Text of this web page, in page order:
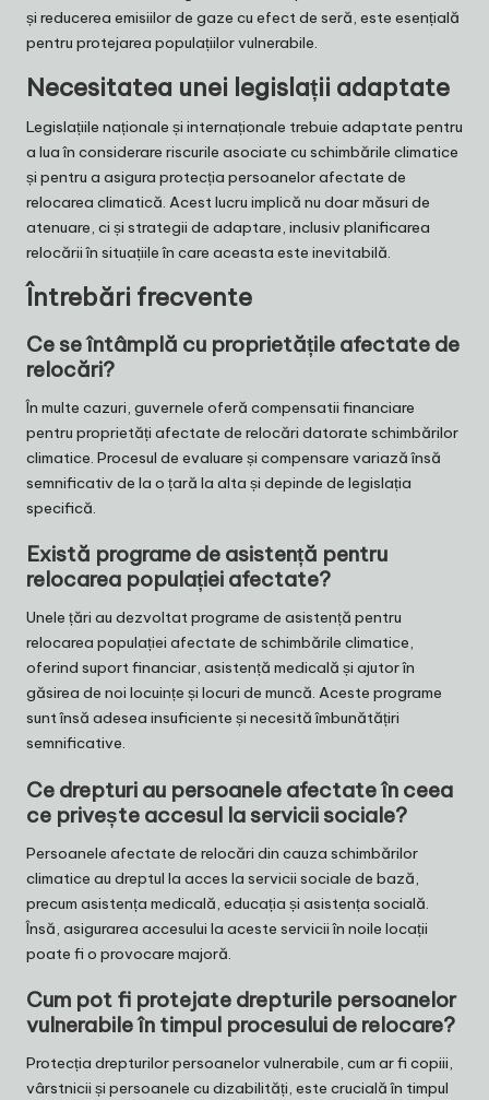
și reducerea emisiilor de gaze cu efect de seră, este esențială
pentru protejarea populațiilor vulnerabile.
Necesitatea unei legislații adaptate
Legislațiile naționale și internaționale trebuie adaptate pentru
a lua în considerare riscurile asociate cu schimbările climatice
și pentru a asigura protecția persoanelor afectate de
relocarea climatică. Acest lucru implică nu doar măsuri de
atenuare, ci și strategii de adaptare, inclusiv planificarea
relocării în situațiile în care aceasta este inevitabilă.
Întrebări frecvente
Ce se întâmplă cu proprietățile afectate de
relocări?
În multe cazuri, guvernele oferă compensatii financiare
pentru proprietăți afectate de relocări datorate schimbărilor
climatice. Procesul de evaluare și compensare variază însă
semnificativ de la o țară la alta și depinde de legislația
specifică.
Există programe de asistență pentru
relocarea populației afectate?
Unele țări au dezvoltat programe de asistență pentru
relocarea populației afectate de schimbările climatice,
oferind suport financiar, asistență medicală și ajutor în
găsirea de noi locuințe și locuri de muncă. Aceste programe
sunt însă adesea insuficiente și necesită îmbunătățiri
semnificative.
Ce drepturi au persoanele afectate în ceea
ce privește accesul la servicii sociale?
Persoanele afectate de relocări din cauza schimbărilor
climatice au dreptul la acces la servicii sociale de bază,
precum asistența medicală, educația și asistența socială.
Însă, asigurarea accesului la aceste servicii în noile locații
poate fi o provocare majoră.
Cum pot fi protejate drepturile persoanelor
vulnerabile în timpul procesului de relocare?
Protecția drepturilor persoanelor vulnerabile, cum ar fi copiii,
vârstnicii și persoanele cu dizabilități, este crucială în timpul